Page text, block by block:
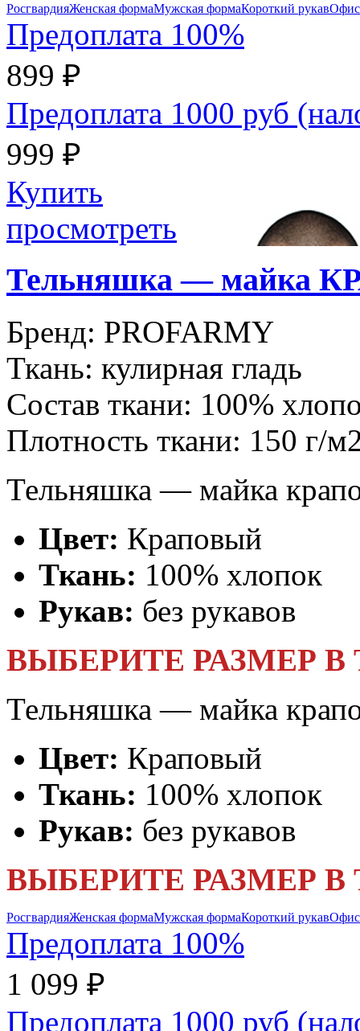
РосгвардияЖенская формаМужская формаКороткий рукав
Предоплата 100%
899 ₽
Предоплата 1000 руб
999 ₽
Купить
просмотреть
Тельняшка — майка
Бренд: PROFARMY
Ткань: кулирная гладь
Состав ткани: 100%
Плотность ткани: 150 г/
Тельняшка — майка
Цвет: Краповый
Ткань: 100% хлопок
Рукав: без рукавов
ВЫБЕРИТЕ РАЗМЕР В
Тельняшка — майка
Цвет: Краповый
Ткань: 100% хлопок
Рукав: без рукавов
ВЫБЕРИТЕ РАЗМЕР В
РосгвардияЖенская формаМужская формаКороткий рукав
Предоплата 100%
1 099 ₽
Предоплата 1000 руб